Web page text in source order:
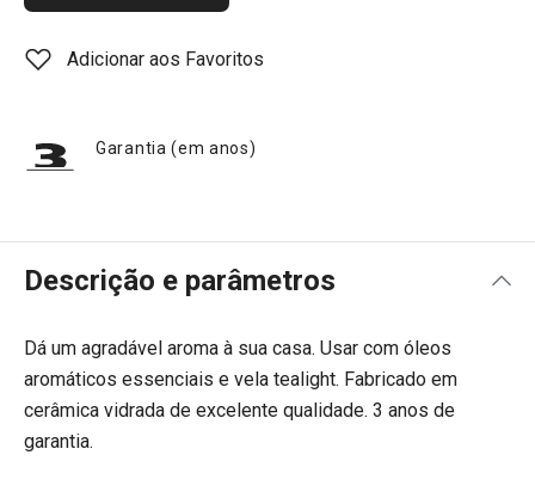
Adicionar aos Favoritos
Garantia (em anos)
Descrição e parâmetros
Dá um agradável aroma à sua casa. Usar com óleos
aromáticos essenciais e vela tealight. Fabricado em
cerâmica vidrada de excelente qualidade. 3 anos de
garantia.